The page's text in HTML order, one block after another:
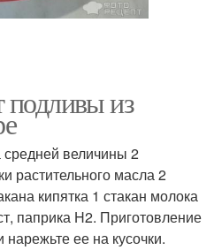
подливы из
величины 2
растительного масла 2
кипятка 1 стакан молока
паприка H2. Приготовление
ее на кусочки.